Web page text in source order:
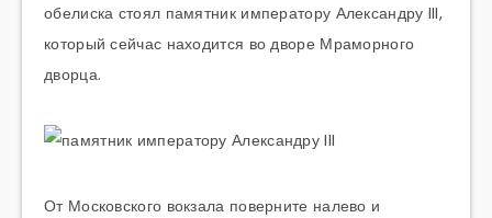
обелиска стоял памятник императору Александру III,
который сейчас находится во дворе Мраморного
дворца.
От Московского вокзала поверните налево и